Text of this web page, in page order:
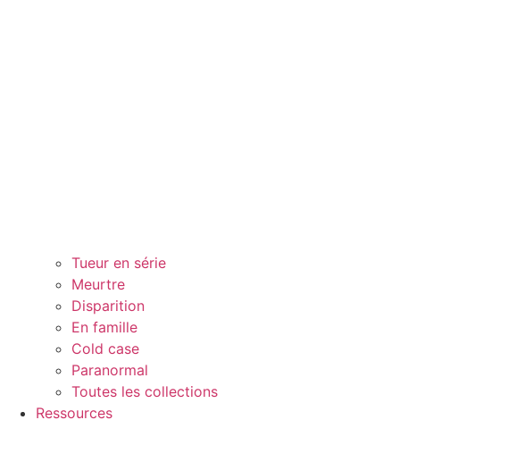
Tueur en série
Meurtre
Disparition
En famille
Cold case
Paranormal
Toutes les collections
Ressources